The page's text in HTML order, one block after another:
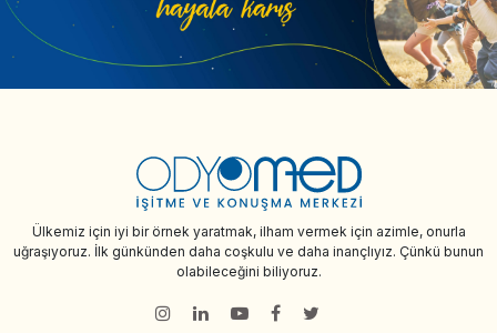
Ülkemiz için iyi bir örnek yaratmak, ilham vermek için azimle, onurla
uğraşıyoruz. İlk günkünden daha coşkulu ve daha inançlıyız. Çünkü bunun
olabileceğini biliyoruz.